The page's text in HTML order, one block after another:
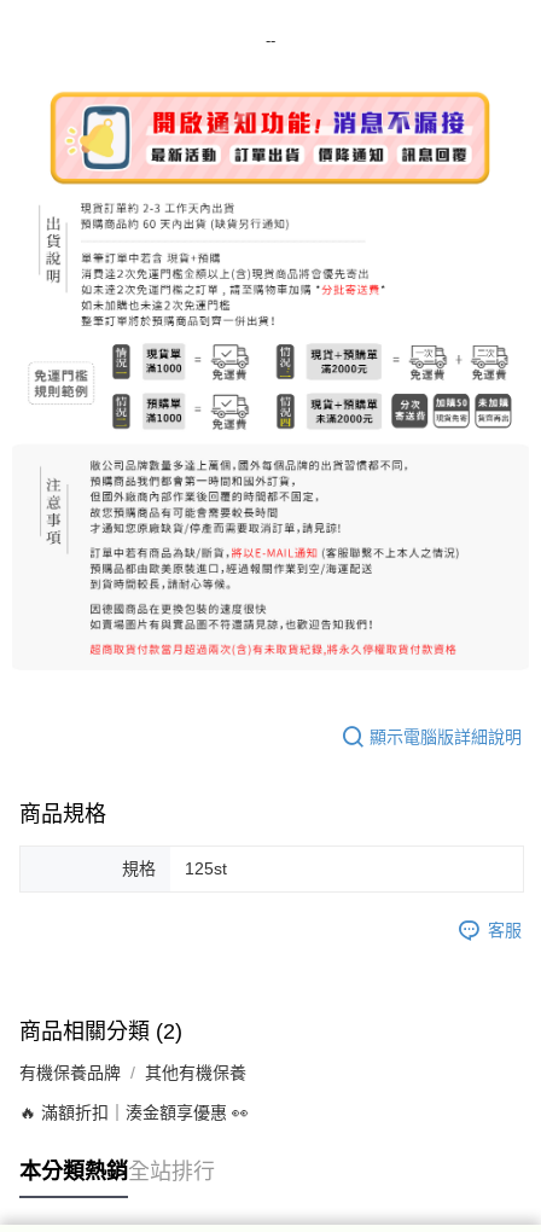
--
顯示電腦版詳細說明
商品規格
規格 125st
客服
商品相關分類 (2)
有機保養品牌 其他有機保養
🔥 滿額折扣｜湊金額享優惠 👀
本分類熱銷全站排行